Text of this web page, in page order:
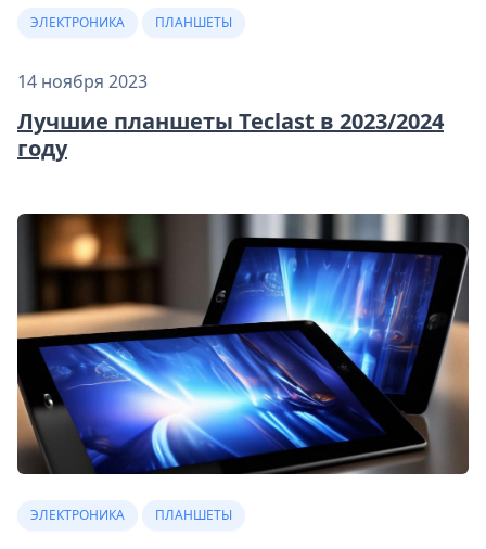
ЭЛЕКТРОНИКА ПЛАНШЕТЫ
14 ноября 2023
Лучшие планшеты Teclast в 2023/2024
году
ЭЛЕКТРОНИКА ПЛАНШЕТЫ